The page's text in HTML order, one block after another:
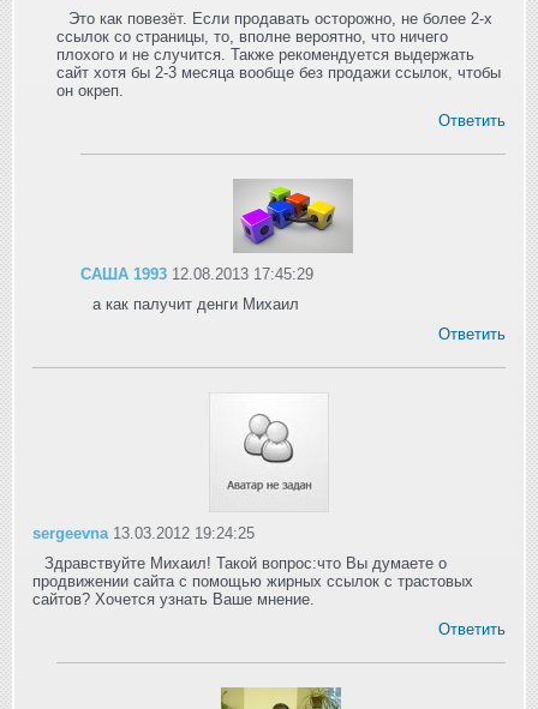
Это как повезёт. Если продавать осторожно, не более 2-х
ссылок со страницы, то, вполне вероятно, что ничего
плохого и не случится. Также рекомендуется выдержать
сайт хотя бы 2-3 месяца вообще без продажи ссылок, чтобы
он окреп.
Ответить
САША 1993 12.08.2013 17:45:29
а как палучит денги Михаил
Ответить
sergeevna 13.03.2012 19:24:25
Здравствуйте Михаил! Такой вопрос:что Вы думаете о
продвижении сайта с помощью жирных ссылок с трастовых
сайтов? Хочется узнать Ваше мнение.
Ответить